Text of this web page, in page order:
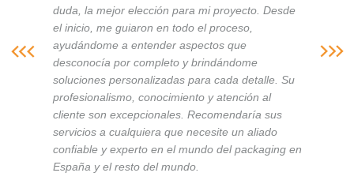
duda, la mejor elección para mi proyecto. Desde
el inicio, me guiaron en todo el proceso,
ayudándome a entender aspectos que
desconocía por completo y brindándome
soluciones personalizadas para cada detalle. Su
profesionalismo, conocimiento y atención al
cliente son excepcionales. Recomendaría sus
servicios a cualquiera que necesite un aliado
confiable y experto en el mundo del packaging en
España y el resto del mundo.